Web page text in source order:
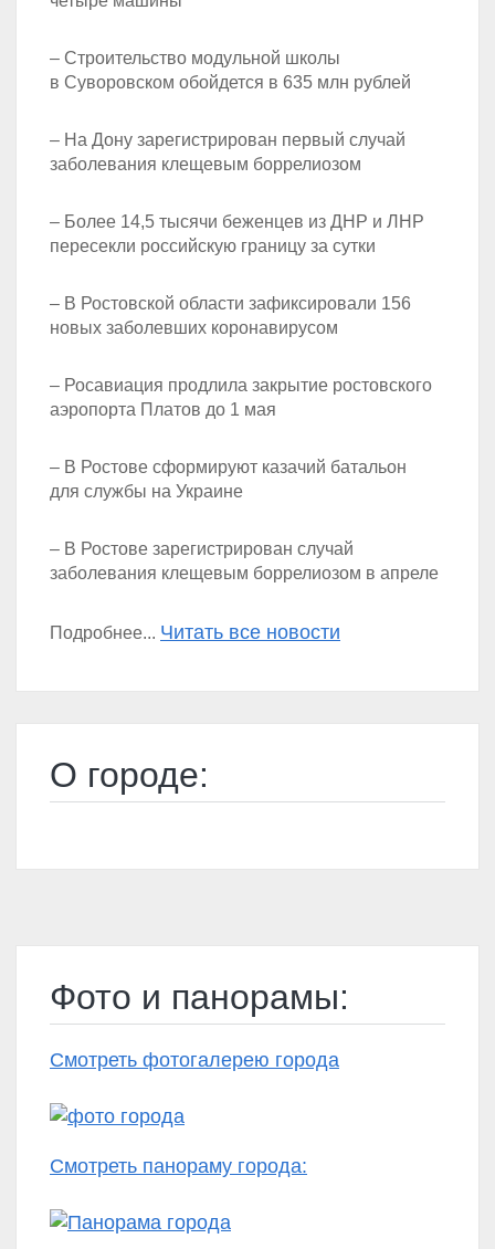
– Строительство модульной школы
в Суворовском обойдется в 635 млн рублей
– На Дону зарегистрирован первый случай
заболевания клещевым боррелиозом
– Более 14,5 тысячи беженцев из ДНР и ЛНР
пересекли российскую границу за сутки
– В Ростовской области зафиксировали 156
новых заболевших коронавирусом
– Росавиация продлила закрытие ростовского
аэропорта Платов до 1 мая
– В Ростове сформируют казачий батальон
для службы на Украине
– В Ростове зарегистрирован случай
заболевания клещевым боррелиозом в апреле
Подробнее... Читать все новости
О городе:
Фото и панорамы:
Смотреть фотогалерею города
Смотреть панораму города: